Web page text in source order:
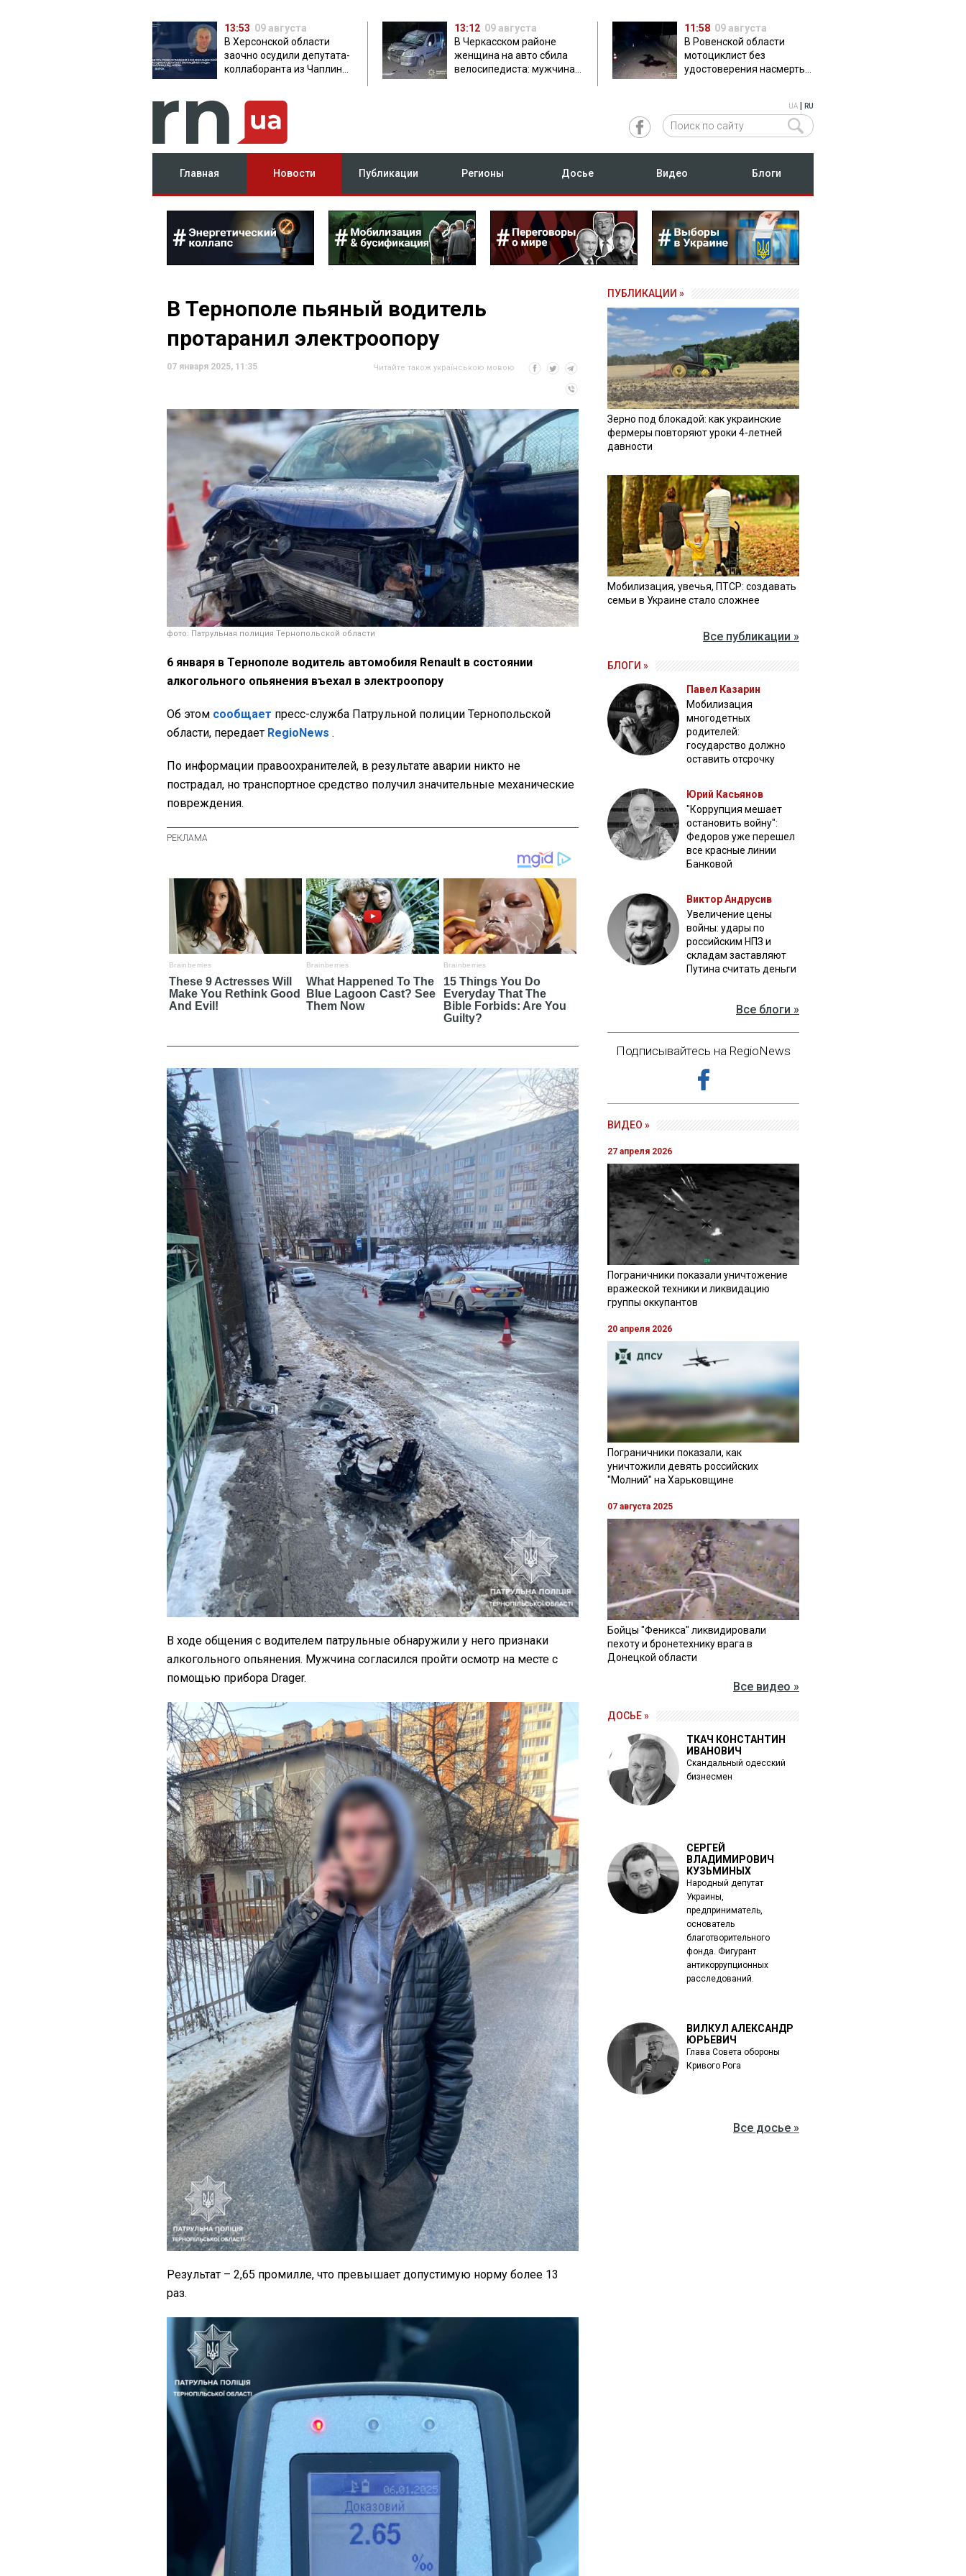
13:53 09 августа
В Херсонской области
заочно осудили депутата-
коллаборанта из Чаплинки
13:12 09 августа
В Черкасском районе
женщина на авто сбила
велосипедиста: мужчина
11:58 09 августа
В Ровенской области
мотоциклист без
удостоверения насмерть
UA RU
Главная Новости Публикации Регионы Досье Видео Блоги
В Тернополе пьяный водитель
протаранил электроопору
07 января 2025, 11:35 Читайте також українською мовою
фото: Патрульная полиция Тернопольской области
6 января в Тернополе водитель автомобиля Renault в состоянии
алкогольного опьянения въехал в электроопору
Об этом сообщает пресс-служба Патрульной полиции Тернопольской
области, передает RegioNews .
По информации правоохранителей, в результате аварии никто не
пострадал, но транспортное средство получил значительные механические
повреждения.
В ходе общения с водителем патрульные обнаружили у него признаки
алкогольного опьянения. Мужчина согласился пройти осмотр на месте с
помощью прибора Drager.
Результат – 2,65 промилле, что превышает допустимую норму более 13
раз.
ПУБЛИКАЦИИ »
Зерно под блокадой: как украинские
фермеры повторяют уроки 4-летней
давности
Мобилизация, увечья, ПТСР: создавать
семьи в Украине стало сложнее
Все публикации »
БЛОГИ »
Павел Казарин
Мобилизация
многодетных
родителей:
государство должно
оставить отсрочку
Юрий Касьянов
"Коррупция мешает
остановить войну":
Федоров уже перешел
все красные линии
Банковой
Виктор Андрусив
Увеличение цены
войны: удары по
российским НПЗ и
складам заставляют
Путина считать деньги
Все блоги »
Подписывайтесь на RegioNews
ВИДЕО »
27 апреля 2026
Пограничники показали уничтожение
вражеской техники и ликвидацию
группы оккупантов
20 апреля 2026
Пограничники показали, как
уничтожили девять российских
"Молний" на Харьковщине
07 августа 2025
Бойцы "Феникса" ликвидировали
пехоту и бронетехнику врага в
Донецкой области
Все видео »
ДОСЬЕ »
ТКАЧ КОНСТАНТИН
ИВАНОВИЧ
Скандальный одесский
бизнесмен
СЕРГЕЙ
ВЛАДИМИРОВИЧ
КУЗЬМИНЫХ
Народный депутат
Украины,
предприниматель,
основатель
благотворительного
фонда. Фигурант
антикоррупционных
расследований.
ВИЛКУЛ АЛЕКСАНДР
ЮРЬЕВИЧ
Глава Совета обороны
Кривого Рога
Все досье »